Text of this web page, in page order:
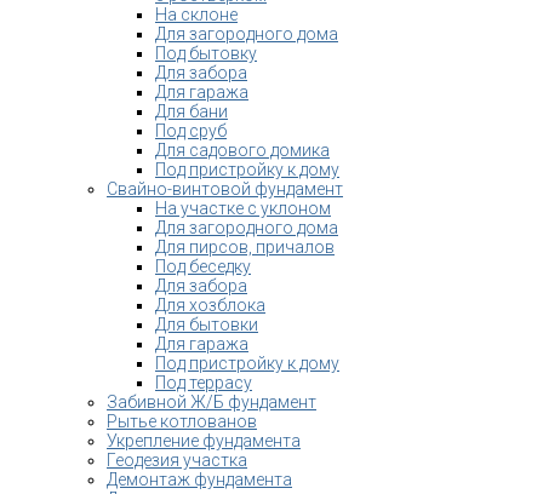
На склоне
Для загородного дома
Под бытовку
Для забора
Для гаража
Для бани
Под сруб
Для садового домика
Под пристройку к дому
Свайно-винтовой фундамент
На участке с уклоном
Для загородного дома
Для пирсов, причалов
Под беседку
Для забора
Для хозблока
Для бытовки
Для гаража
Под пристройку к дому
Под террасу
Забивной Ж/Б фундамент
Рытье котлованов
Укрепление фундамента
Геодезия участка
Демонтаж фундамента